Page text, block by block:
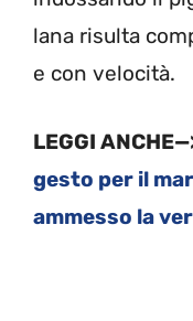
lana risulta
e con velocità.
LEGGI
gesto per il
ammesso la